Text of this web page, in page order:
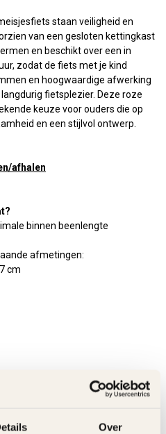
Over
staan veiligheid en
van een gesloten kettingkast
en beschikt over een in
zodat de fiets met je kind
en hoogwaardige afwerking
fietsplezier. Deze roze
keuze voor ouders die op
en een stijlvol ontwerp.
afhalen
binnen beenlengte
afmetingen:
cm